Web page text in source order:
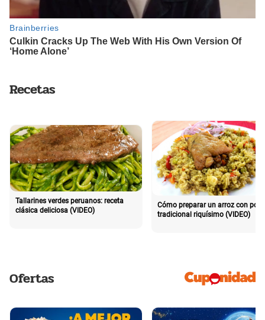
Recetas
Tallarines verdes peruanos: receta
clásica deliciosa (VIDEO)
Cómo preparar un arroz con pollo
tradicional riquísimo (VIDEO)
Ofertas